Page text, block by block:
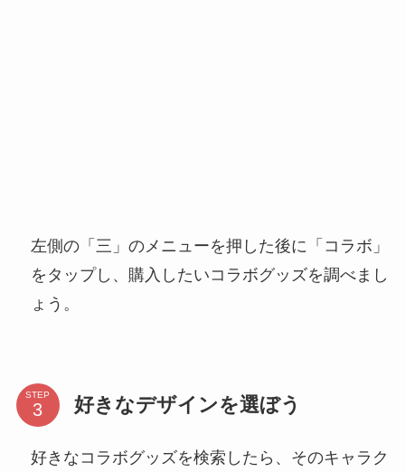
左側の「三」のメニューを押した後に「コラボ」
をタップし、購入したいコラボグッズを調べまし
ょう。
STEP 好きなデザインを選ぼう
好きなコラボグッズを検索したら、そのキャラク